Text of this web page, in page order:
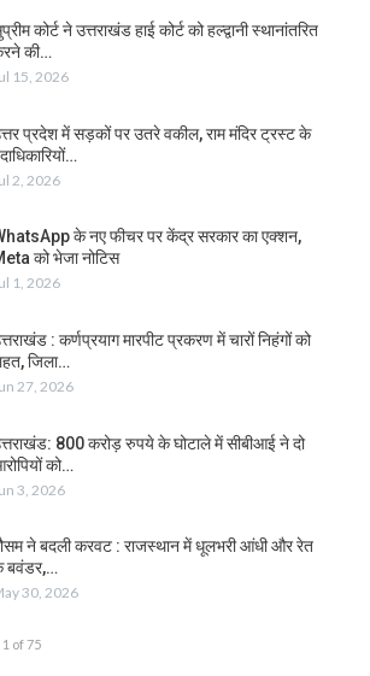
कोर्ट ने उत्तराखंड हाई कोर्ट को हल्द्वानी स्थानांतरित
की…
15, 2026
प्रदेश में सड़कों पर उतरे वकील, राम मंदिर ट्रस्ट के
2, 2026
के नए फीचर पर केंद्र सरकार का एक्शन,
को भेजा नोटिस
1, 2026
: कर्णप्रयाग मारपीट प्रकरण में चारों निहंगों को
जिला…
27, 2026
800 करोड़ रुपये के घोटाले में सीबीआई ने दो
को…
3, 2026
ने बदली करवट : राजस्थान में धूलभरी आंधी और रेत
बवंडर,…
30, 2026
1 of 75